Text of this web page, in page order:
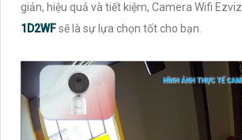
giản, hiệu quả và tiết kiệm, Camera Wifi Ezviz
1D2WFsẽ là sự lựa chọn tốt cho bạn.